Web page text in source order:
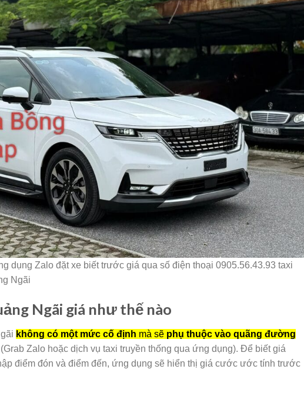
dụng Zalo đặt xe biết trước giá qua số điện thoại 0905.56.43.93 taxi
Ngãi
Ngãi giá như thế nào
không có một mức cố định mà sẽ phụ thuộc vào quãng đường
(Grab Zalo hoặc dịch vụ taxi truyền thống qua ứng dụng). Để biết giá
điểm đón và điểm đến, ứng dụng sẽ hiển thị giá cước ước tính trước